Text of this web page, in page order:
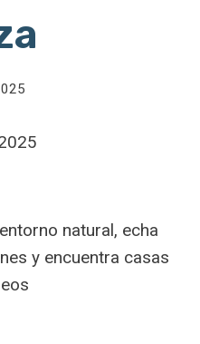
natural, echa
y encuentra casas